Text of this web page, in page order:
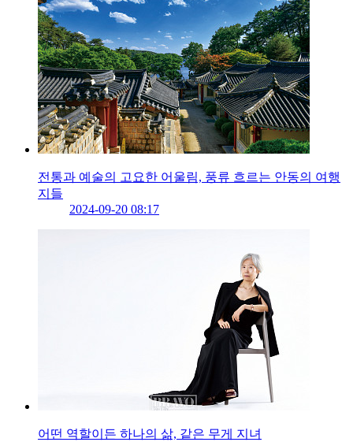
전통과 예술의 고요한 어울림, 풍류 흐르는 안동의 여행
지들
2024-09-20 08:17
어떤 역할이든 하나의 삶, 같은 무게 지녀